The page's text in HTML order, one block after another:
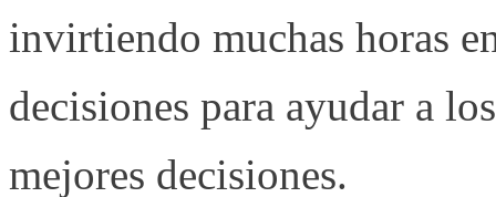
invirtiendo muchas horas
decisiones para ayudar a
mejores decisiones.